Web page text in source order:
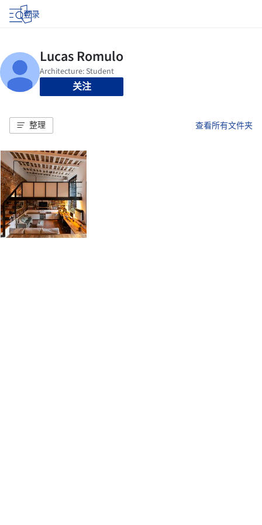
登录
关注
整理 查看所有文件夹